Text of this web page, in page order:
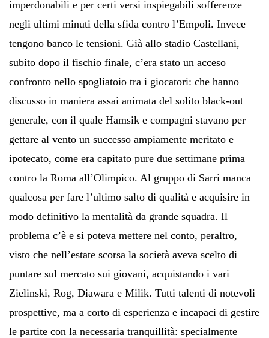
imperdonabili e per certi versi inspiegabili sofferenze
negli ultimi minuti della sfida contro l’Empoli. Invece
tengono banco le tensioni. Già allo stadio Castellani,
subito dopo il fischio finale, c’era stato un acceso
confronto nello spogliatoio tra i giocatori: che hanno
discusso in maniera assai animata del solito black-out
generale, con il quale Hamsik e compagni stavano per
gettare al vento un successo ampiamente meritato e
ipotecato, come era capitato pure due settimane prima
contro la Roma all’Olimpico. Al gruppo di Sarri manca
qualcosa per fare l’ultimo salto di qualità e acquisire in
modo definitivo la mentalità da grande squadra. Il
problema c’è e si poteva mettere nel conto, peraltro,
visto che nell’estate scorsa la società aveva scelto di
puntare sul mercato sui giovani, acquistando i vari
Zielinski, Rog, Diawara e Milik. Tutti talenti di notevoli
prospettive, ma a corto di esperienza e incapaci di gestire
le partite con la necessaria tranquillità: specialmente